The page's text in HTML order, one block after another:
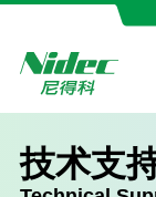
技术支